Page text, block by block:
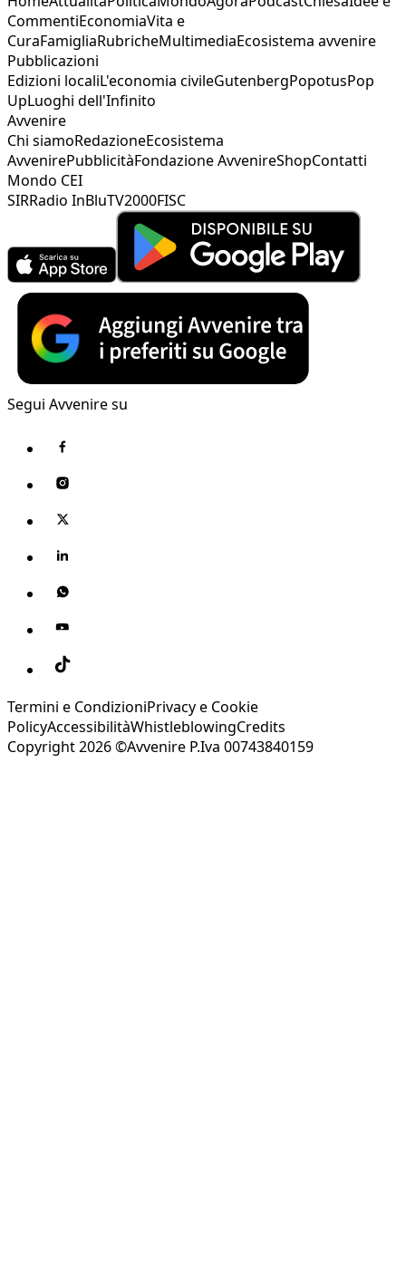
CommentiEconomiaVita e
CuraFamigliaRubricheMultimediaEcosistema avvenire
Pubblicazioni
Edizioni localiL'economia civileGutenbergPopotusPop
UpLuoghi dell'Infinito
Avvenire
Chi siamoRedazioneEcosistema
AvvenirePubblicitàFondazione AvvenireShopContatti
Mondo CEI
SIRRadio InBluTV2000FISC
Segui Avvenire su
Termini e CondizioniPrivacy e Cookie
PolicyAccessibilitàWhistleblowingCredits
Copyright 2026 ©Avvenire P.Iva 00743840159